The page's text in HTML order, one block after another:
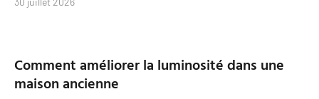
Comment améliorer la luminosité dans une
maison ancienne